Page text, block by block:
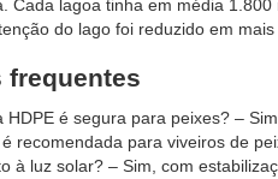
Cada lagoa tinha em média
do lago foi reduzido em mais
frequentes
HDPE é segura para peixes? –
recomendada para viveiros de
à luz solar? – Sim, com